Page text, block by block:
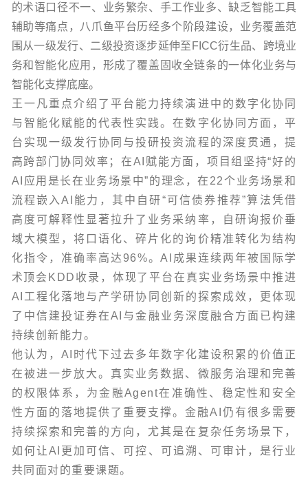
的术语口径不一、业务繁杂、手工作业多、缺乏智能工具
辅助等痛点，八爪鱼平台历经多个阶段建设，业务覆盖范
围从一级发行、二级投资逐步延伸至FICC衍生品、跨境业
务和智能化应用，形成了覆盖固收全链条的一体化业务与
智能化支撑底座。
王一凡重点介绍了平台能力持续演进中的数字化协同
与智能化赋能的代表性实践。在数字化协同方面，平
台实现一级发行协同与投研投资流程的深度贯通，提
高跨部门协同效率；在AI赋能方面，项目组坚持“好的
AI应用是长在业务场景中”的理念，在22个业务场景和
流程嵌入AI能力，其中自研“可信债券推荐”算法凭借
高度可解释性显著拉升了业务采纳率，自研询报价垂
域大模型，将口语化、碎片化的询价精准转化为结构
化指令，准确率高达96%。AI成果连续两年被国际学
术顶会KDD收录，体现了平台在真实业务场景中推进
AI工程化落地与产学研协同创新的探索成效，更体现
了中信建投证券在AI与金融业务深度融合方面已构建
持续创新能力。
他认为，AI时代下过去多年数字化建设积累的价值正
在被进一步放大。真实业务数据、微服务治理和完善
的权限体系，为金融Agent在准确性、稳定性和安全
性方面的落地提供了重要支撑。金融AI仍有很多需要
持续探索和完善的方向，尤其是在复杂任务场景下，
如何让AI更加可信、可控、可追溯、可审计，是行业
共同面对的重要课题。